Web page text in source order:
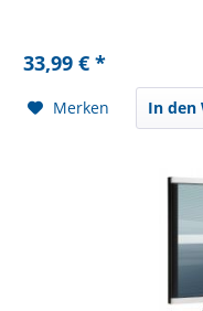
33,99 € *
Merken In den